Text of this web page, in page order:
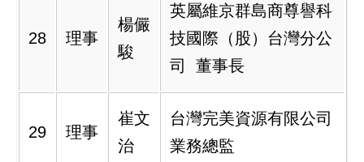
28 理事
楊儼
駿
英屬維京群島商尊譽科
技國際（股）台灣分公
司 董事長
29 理事
崔文
治
台灣完美資源有限公司
業務總監